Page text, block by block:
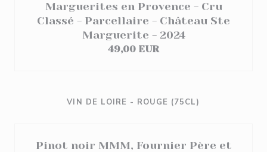
Marguerites en Provence - Cru
Classé - Parcellaire - Château Ste
Marguerite - 2024
49,00 EUR
VIN DE LOIRE - ROUGE (75CL)
Pinot noir MMM, Fournier Père et